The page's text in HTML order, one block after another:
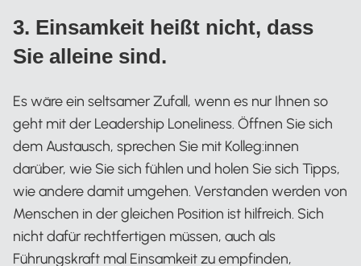
3. Einsamkeit heißt nicht, dass
Sie alleine sind.
Es wäre ein seltsamer Zufall, wenn es nur Ihnen so
geht mit der Leadership Loneliness. Öffnen Sie sich
dem Austausch, sprechen Sie mit Kolleg:innen
darüber, wie Sie sich fühlen und holen Sie sich Tipps,
wie andere damit umgehen. Verstanden werden von
Menschen in der gleichen Position ist hilfreich. Sich
nicht dafür rechtfertigen müssen, auch als
Führungskraft mal Einsamkeit zu empfinden,